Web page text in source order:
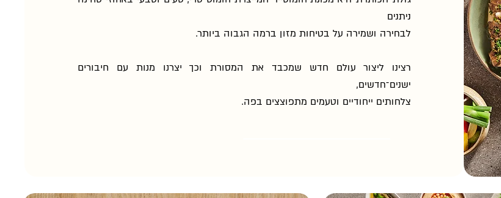
ניתנים
לבחירה ושמירה על בטיחות מזון ברמה הגבוה ביותר.
רצינו ליצור עולם חדש שמכבד את המסורת וכך יצרנו מנות עם חיבורים
ישנים־חדשים,
צלחותים ייחודיים וטעמים מתפוצצים בפה.